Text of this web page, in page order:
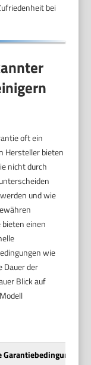
bei
oft ein
Hersteller bieten
nicht durch
und wie
einen
wie
Dauer der
Blick auf